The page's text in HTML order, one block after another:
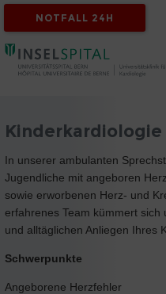
NOTFALL 24H
Kinderkardiologie
In unserer ambulanten
Jugendliche mit angeboren
sowie erworbenen Herz- und
erfahrenes Team kümmert
und alltäglichen Anliegen Ihres
Schwerpunkte
Angeborene Herzfehler